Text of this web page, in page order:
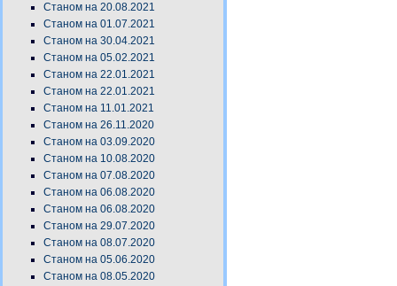
Станом на 20.08.2021
Станом на 01.07.2021
Станом на 30.04.2021
Станом на 05.02.2021
Станом на 22.01.2021
Станом на 22.01.2021
Станом на 11.01.2021
Станом на 26.11.2020
Станом на 03.09.2020
Станом на 10.08.2020
Станом на 07.08.2020
Станом на 06.08.2020
Станом на 06.08.2020
Станом на 29.07.2020
Станом на 08.07.2020
Станом на 05.06.2020
Станом на 08.05.2020